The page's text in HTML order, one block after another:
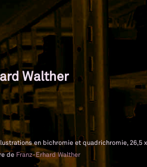
Walther
en bichromie et quadrichromie, 26,5
de Franz-Erhard Walther